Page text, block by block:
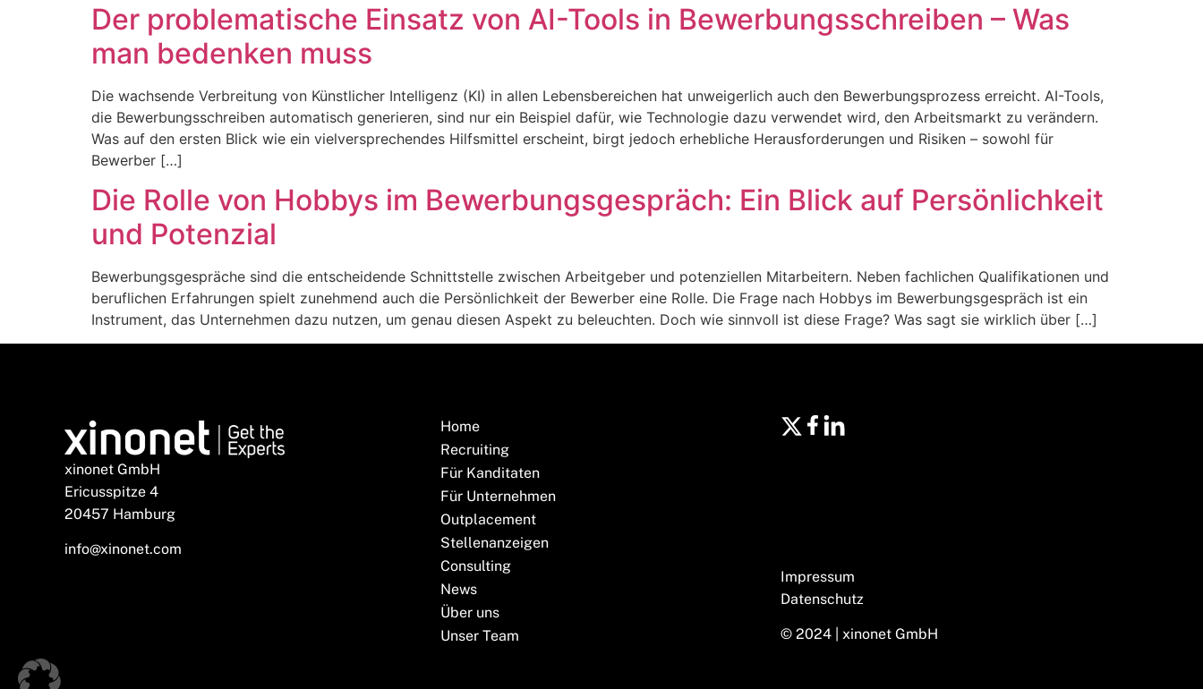
Der problematische Einsatz von AI-Tools in Bewerbungsschreiben – Was
man bedenken muss
Die wachsende Verbreitung von Künstlicher Intelligenz (KI) in allen Lebensbereichen hat unweigerlich auch den Bewerbungsprozess erreicht. AI-Tools,
die Bewerbungsschreiben automatisch generieren, sind nur ein Beispiel dafür, wie Technologie dazu verwendet wird, den Arbeitsmarkt zu verändern.
Was auf den ersten Blick wie ein vielversprechendes Hilfsmittel erscheint, birgt jedoch erhebliche Herausforderungen und Risiken – sowohl für
Bewerber […]
Die Rolle von Hobbys im Bewerbungsgespräch: Ein Blick auf Persönlichkeit
und Potenzial
Bewerbungsgespräche sind die entscheidende Schnittstelle zwischen Arbeitgeber und potenziellen Mitarbeitern. Neben fachlichen Qualifikationen und
beruflichen Erfahrungen spielt zunehmend auch die Persönlichkeit der Bewerber eine Rolle. Die Frage nach Hobbys im Bewerbungsgespräch ist ein
Instrument, das Unternehmen dazu nutzen, um genau diesen Aspekt zu beleuchten. Doch wie sinnvoll ist diese Frage? Was sagt sie wirklich über […]
xinonet GmbH
Ericusspitze 4
20457 Hamburg
info@xinonet.com
Home
Recruiting
Für Kanditaten
Für Unternehmen
Outplacement
Stellenanzeigen
Consulting
News
Über uns
Unser Team
Impressum
Datenschutz
© 2024 | xinonet GmbH